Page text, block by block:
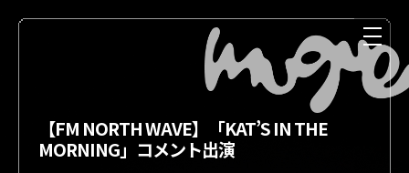
【FM NORTH WAVE】「KAT’S IN THE
MORNING」コメント出演